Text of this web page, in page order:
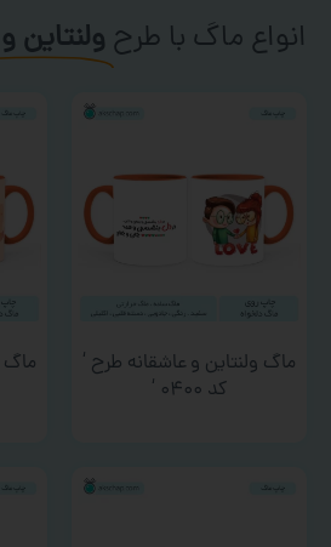
انواع ماگ با طرح ولنتاین
ماگ ولنتاین و عاشقانه طرح ‘
کد ۰۴۰۰ ‘
ماگ